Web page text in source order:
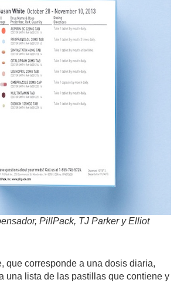
PillPack, TJ Parker y Elliot
que corresponde a una dosis diaria,
una lista de las pastillas que contiene y